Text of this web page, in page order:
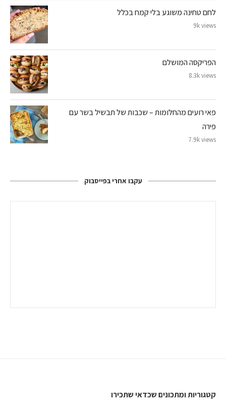
לחם טחינה משוגע בלי קמח בכלל
9k views
הפריקסה המושלם
8.3k views
פאי רועים מהחלומות – שכבות של תבשיל בשר עם
פירה
7.9k views
עקבו אחרי בפייסבוק
קטגוריות ומתכונים שכדאי שתכירו